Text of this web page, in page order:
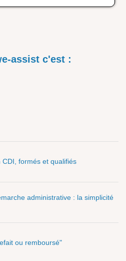
assist c'est :
formés et qualifiés
administrative : la simplicité
ou remboursé"